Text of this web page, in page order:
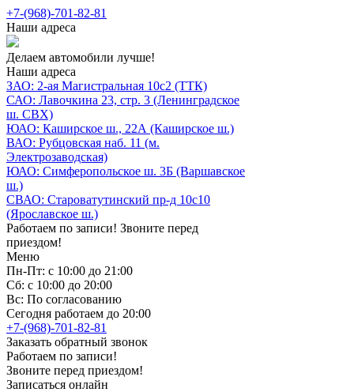
+7-(968)-701-82-81
Наши адреса
Делаем автомобили лучше!
Наши адреса
ЗАО: 2-ая Магистральная 10с2 (ТТК)
САО: Лавочкина 23, стр. 3 (Ленинградское
ш. СВХ)
ЮАО: Каширское ш., 22А (Каширское ш.)
ВАО: Рубцовская наб. 11 (м.
Электрозаводская)
ЮАО: Симферопольское ш. 3Б (Варшавское
ш.)
СВАО: Староватутинский пр-д 10с10
(Ярославское ш.)
Работаем по записи! Звоните перед
приездом!
Меню
Пн-Пт: с 10:00 до 21:00
Сб: с 10:00 до 20:00
Вс: По согласованию
Сегодня работаем до 20:00
+7-(968)-701-82-81
Заказать обратный звонок
Работаем по записи!
Звоните перед приездом!
Записаться онлайн